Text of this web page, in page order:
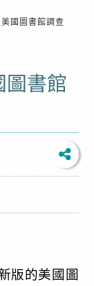
國圖書館調查
圖書館
版的美國圖